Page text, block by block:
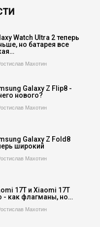
Watch Ultra 2 теперь
но батарея все
Махотин
Galaxy Z Flip8 -
нового?
Махотин
Galaxy Z Fold8
широкий
Махотин
17T и Xiaomi 17T
- как флагманы, но…
Махотин